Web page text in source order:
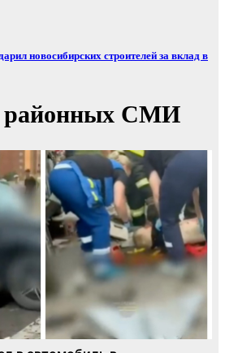
новосибирских строителей за вклад в